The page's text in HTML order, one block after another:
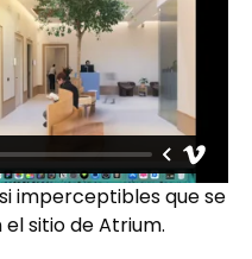
imperceptibles que se
sitio de Atrium.